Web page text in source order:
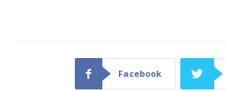
Facebook